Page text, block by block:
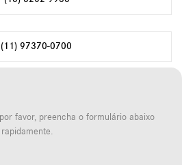
favor, preencha o formulário abaixo
(11) 97370-0700